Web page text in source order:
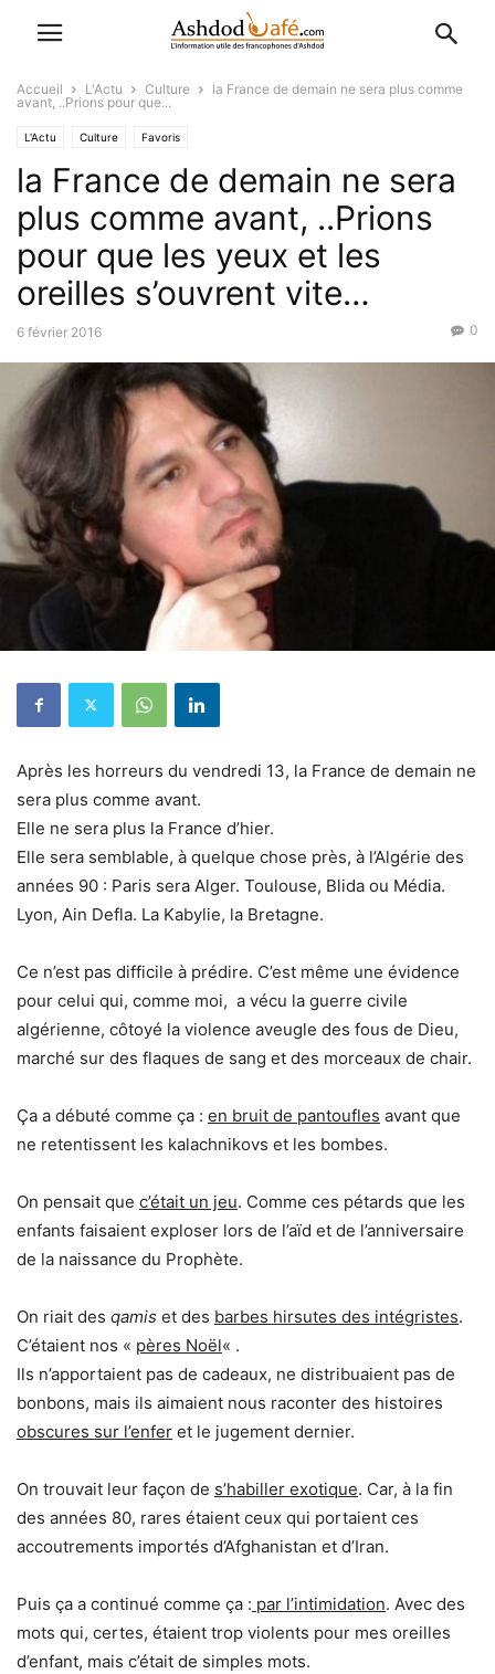
Accueil L'Actu Culture
la France de demain ne sera plus comme
avant, ..Prions pour que...
L'Actu Culture Favoris
la France de demain ne sera
plus comme avant, ..Prions
pour que les yeux et les
oreilles s’ouvrent vite…
6 février 2016 0
Après les horreurs du vendredi 13, la France de demain ne
sera plus comme avant.
Elle ne sera plus la France d’hier.
Elle sera semblable, à quelque chose près, à l’Algérie des
années 90 : Paris sera Alger. Toulouse, Blida ou Média.
Lyon, Ain Defla. La Kabylie, la Bretagne.
Ce n’est pas difficile à prédire. C’est même une évidence
pour celui qui, comme moi, a vécu la guerre civile
algérienne, côtoyé la violence aveugle des fous de Dieu,
marché sur des flaques de sang et des morceaux de chair.
Ça a débuté comme ça : en bruit de pantoufles avant que
ne retentissent les kalachnikovs et les bombes.
On pensait que c’était un jeu. Comme ces pétards que les
enfants faisaient exploser lors de l’aïd et de l’anniversaire
de la naissance du Prophète.
On riait des qamis et des barbes hirsutes des intégristes.
C’étaient nos « pères Noël« .
Ils n’apportaient pas de cadeaux, ne distribuaient pas de
bonbons, mais ils aimaient nous raconter des histoires
obscures sur l’enfer et le jugement dernier.
On trouvait leur façon de s’habiller exotique. Car, à la fin
des années 80, rares étaient ceux qui portaient ces
accoutrements importés d’Afghanistan et d’Iran.
Puis ça a continué comme ça : par l’intimidation. Avec des
mots qui, certes, étaient trop violents pour mes oreilles
d’enfant, mais c’était de simples mots.